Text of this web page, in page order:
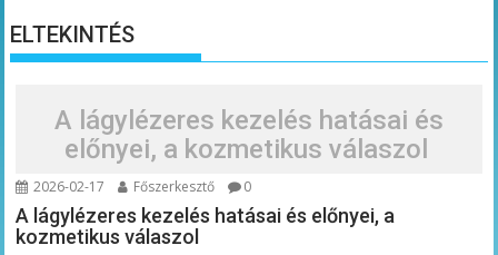
ELTEKINTÉS
A lágylézeres kezelés hatásai és
előnyei, a kozmetikus válaszol
2026-02-17 Főszerkesztő 0
A lágylézeres kezelés hatásai és előnyei, a
kozmetikus válaszol